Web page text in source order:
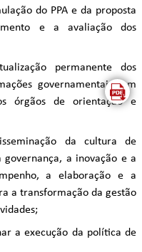
do PPA e da proposta
e a avaliação dos
permanente dos
governamentais, em
órgãos de orientação e
da cultura de
a inovação e a
a elaboração e a
a transformação da gestão
a execução da política de